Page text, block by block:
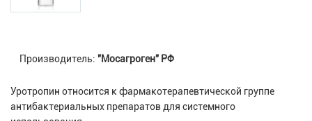
Производитель: "Мосагроген" РФ
Уротропин относится к фармакотерапевтической группе
антибактериальных препаратов для системного